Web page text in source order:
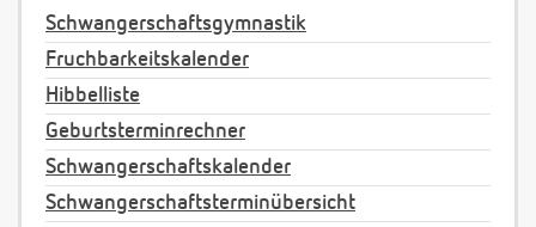
Schwangerschaftsgymnastik
Fruchbarkeitskalender
Hibbelliste
Geburtsterminrechner
Schwangerschaftskalender
Schwangerschaftsterminübersicht